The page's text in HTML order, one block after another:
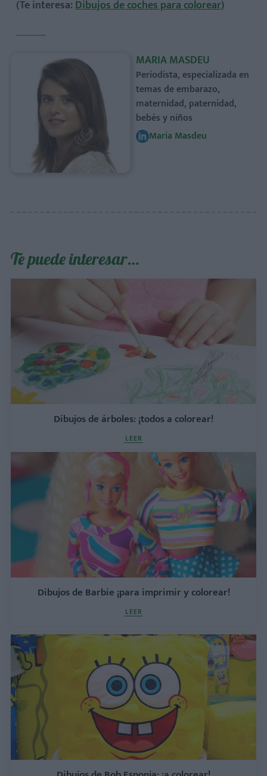
(Te interesa:Dibujos de coches para colorear)
……………
MARIA MASDEU
Periodista, especializada en
temas de embarazo,
maternidad, paternidad,
bebés y niños
Maria Masdeu
Te puede interesar…
Dibujos de árboles: ¡todos a colorear!
LEER
Dibujos de Barbie ¡para imprimir y colorear!
LEER